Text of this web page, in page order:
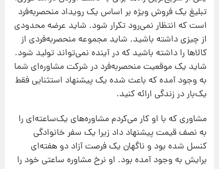
تبلیغ یک فروش ویژه بر اساس یک رویداد منحصربه‌فرد
است که انتظار نمی‌رود تکرار شود. شاید عرضه محدودی
از چیزی داشته باشید. شاید مجموعه منحصربه‌فردی از
کالاها را داشته باشید که در آینده نمی‌تواند تولید شود.
شاید یک موقعیت منحصربه‌فرد در شرکت مشاوره‌ای شما
به وجود آمده که باعث شده یک پیشنهاد استثنایی فقط
یک‌بار در زندگی ارائه کنید.
مشاوری که با او کار می‌کردم مشاوره‌های یک‌ساعته‌ای را
به نصف قیمت پیشنهاد داد زیرا یک سفر خانوادگی
کنسل شده بود و ناگهان یک فرصت آزاد دو هفته‌ای
برایش به وجود آمده بود. او نرخ مشاوره ساعتی خود را